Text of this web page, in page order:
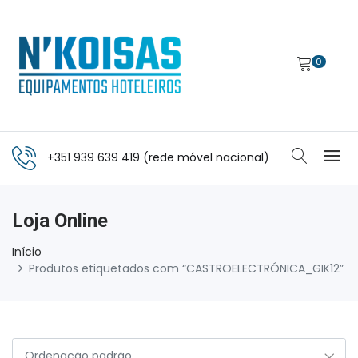
0
+351 939 639 419 (rede móvel nacional)
Loja Online
Início
Produtos etiquetados com “CASTROELECTRÓNICA_GIK12”